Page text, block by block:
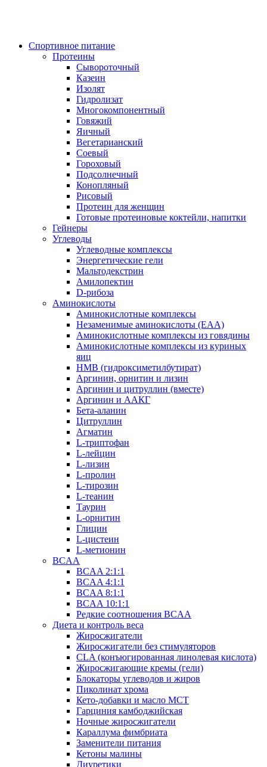
Спортивное питание
Протеины
Сывороточный
Казеин
Изолят
Гидролизат
Многокомпонентный
Говяжий
Яичный
Вегетарианский
Соевый
Гороховый
Подсолнечный
Конопляный
Рисовый
Протеин для женщин
Готовые протеиновые коктейли, напитки
Гейнеры
Углеводы
Углеводные комплексы
Энергетические гели
Мальтодекстрин
Амилопектин
D-рибоза
Аминокислоты
Аминокислотные комплексы
Незаменимые аминокислоты (EAA)
Аминокислотные комплексы из говядины
Аминокислотные комплексы из куриных
яиц
HMB (гидроксиметилбутират)
Аргинин, орнитин и лизин
Аргинин и цитруллин (вместе)
Аргинин и ААКГ
Бета-аланин
Цитруллин
Агматин
L-триптофан
L-лейцин
L-лизин
L-пролин
L-тирозин
L-теанин
Таурин
L-орнитин
Глицин
L-цистеин
L-метионин
BCAA
BCAA 2:1:1
BCAA 4:1:1
BCAA 8:1:1
BCAA 10:1:1
Редкие соотношения BCAA
Диета и контроль веса
Жиросжигатели
Жиросжигатели без стимуляторов
CLA (конъюгированная линолевая кислота)
Жиросжигающие кремы (гели)
Блокаторы углеводов и жиров
Пиколинат хрома
Кето-добавки и масло МСТ
Гарциния камбоджийская
Ночные жиросжигатели
Караллума фимбриата
Заменители питания
Кетоны малины
Диуретики